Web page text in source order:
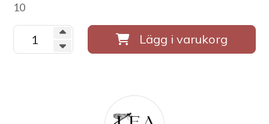
10
Lägg i varukorg